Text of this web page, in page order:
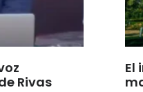
Rivas
El